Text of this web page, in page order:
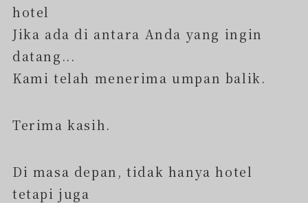
hotel
Jika ada di antara Anda yang ingin
datang...
Kami telah menerima umpan balik.
Terima kasih.
Di masa depan, tidak hanya hotel
tetapi juga